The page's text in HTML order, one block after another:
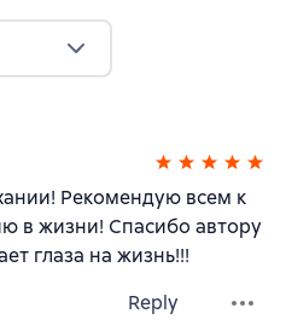
Рекомендую всем к
в жизни! Спасибо автору
глаза на жизнь!!!
Reply